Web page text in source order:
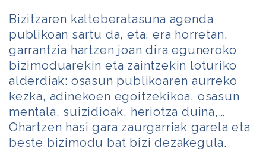
Bizitzaren kalteberatasuna agenda
publikoan sartu da, eta, era horretan,
garrantzia hartzen joan dira eguneroko
bizimoduarekin eta zaintzekin loturiko
alderdiak: osasun publikoaren aurreko
kezka, adinekoen egoitzekikoa, osasun
mentala, suizidioak, heriotza duina,…
Ohartzen hasi gara zaurgarriak garela eta
beste bizimodu bat bizi dezakegula.